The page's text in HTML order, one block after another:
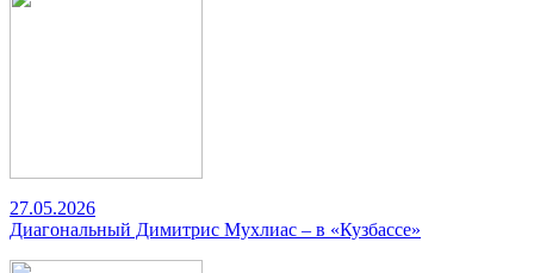
27.05.2026
Диагональный Димитрис Мухлиас – в «Кузбассе»